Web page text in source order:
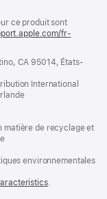
ce produit sont
fr-
CA 95014, États-
International
matière de recyclage et
environnementales
.